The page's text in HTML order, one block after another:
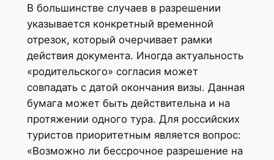
В большинстве случаев в разрешении
указывается конкретный временной
отрезок, который очерчивает рамки
действия документа. Иногда актуальность
«родительского» согласия может
совпадать с датой окончания визы. Данная
бумага может быть действительна и на
протяжении одного тура. Для российских
туристов приоритетным является вопрос:
«Возможно ли бессрочное разрешение на